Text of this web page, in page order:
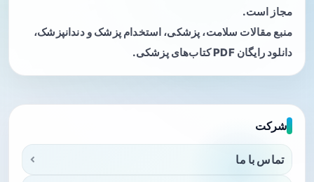
مجاز است.
منبع مقالات سلامت، پزشکی، استخدام پزشک و دندانپزشک،
دانلود رایگان PDF کتاب‌های پزشکی.
شرکت
تماس با ما